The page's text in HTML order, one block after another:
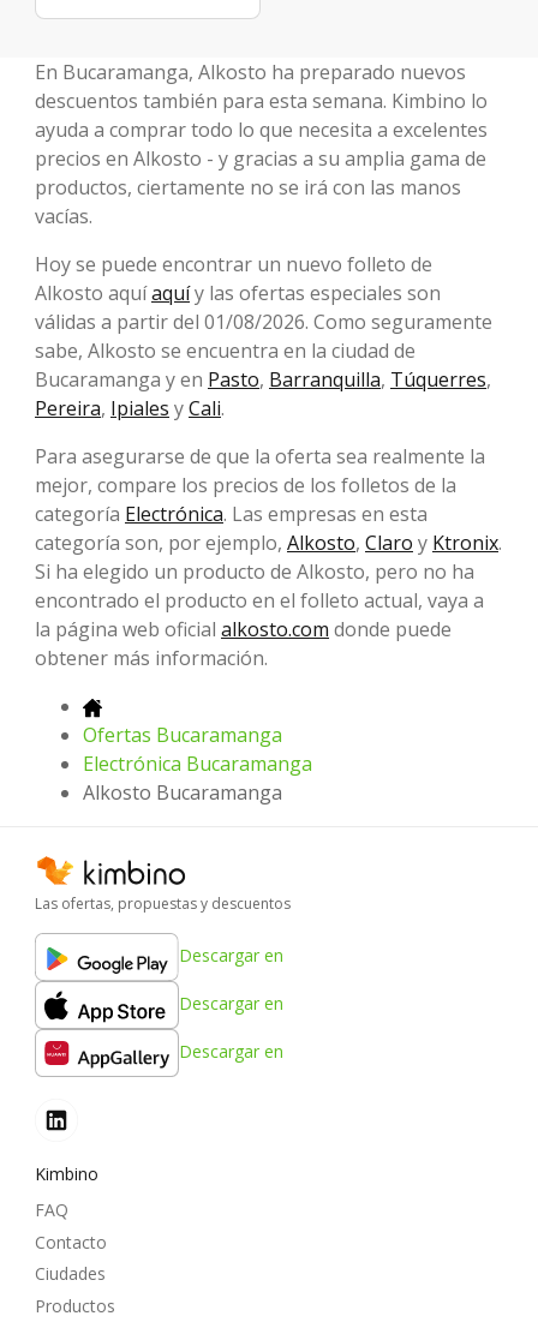
En Bucaramanga, Alkosto ha preparado nuevos
descuentos también para esta semana. Kimbino lo
ayuda a comprar todo lo que necesita a excelentes
precios en Alkosto - y gracias a su amplia gama de
productos, ciertamente no se irá con las manos
vacías.
Hoy se puede encontrar un nuevo folleto de
Alkosto aquíaquíy las ofertas especiales son
válidas a partir del 01/08/2026. Como seguramente
sabe, Alkosto se encuentra en la ciudad de
Bucaramanga y en Pasto, Barranquilla, Túquerres,
Pereira, Ipiales yCali.
Para asegurarse de que la oferta sea realmente la
mejor, compare los precios de los folletos de la
categoría Electrónica. Las empresas en esta
categoría son, por ejemplo, Alkosto, Claro y Ktronix.
Si ha elegido un producto de Alkosto, pero no ha
encontrado el producto en el folleto actual, vaya a
la página web oficial alkosto.com donde puede
obtener más información.
Ofertas Bucaramanga
Electrónica Bucaramanga
Alkosto Bucaramanga
Las ofertas, propuestas y descuentos
Descargar en
Descargar en
Descargar en
Kimbino
FAQ
Contacto
Ciudades
Productos